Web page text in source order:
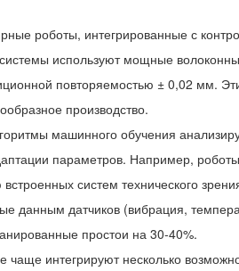
роботы, интегрированные с
используют мощные
повторяемостью ± 0,02 мм.
производство.
машинного обучения
параметров. Например,
систем технического
данным датчиков (вибрация,
простои на 30-40%.
интегрируют несколько